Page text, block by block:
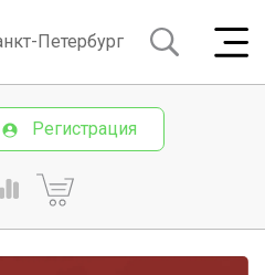
Петербург
Регистрация